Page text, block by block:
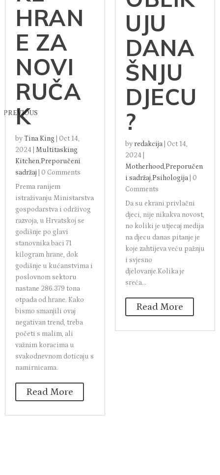
PREVIOUS
HRAN
E ZA
NOVI
RUČA
K
byTina King
Oct 14,
2024
Multitasking
Kitchen,Preporučeni
sadržaj
0 Comments
Prema ranijem
istraživanju Ministarstva
gospodarstva i održivog
razvoja, u Hrvatskoj se
godišnje po glavi
stanovnika baci 71
kilogram hrane, dok
godišnje u kućanstvima i
poslovnom sektoru
nastane 286.379 tona
otpada od hrane. Kako
bismo smanjili ovaj
negativan trend, treba
početi s malim, ali
važnim koracima u
svakodnevnom doticaju s
namirnicama.
Read More
UJU
DANA
ŠNJU
DJECU
?
by redakcija
Oct 14,
2024
Motherhood,Preporučen
i sadržaj,Psihologija
0
Comments
Da su ekrani privlačni
djeci, nije nikakva novost,
no koliki je utjecaj medija
na djecu danas pitanje je
koje zahtijeva veću pažnju
i svjesno
djelovanje.Kolika je
sreća...
Read More